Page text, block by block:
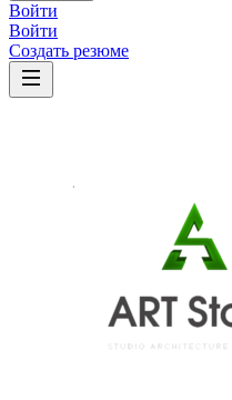
Войти
Войти
Создать резюме